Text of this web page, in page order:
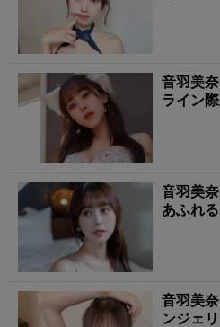
音羽美
ライン
音羽美
あふれ
音羽美
ンジェ